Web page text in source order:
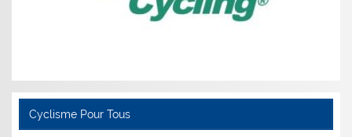
Cyclisme Pour Tous